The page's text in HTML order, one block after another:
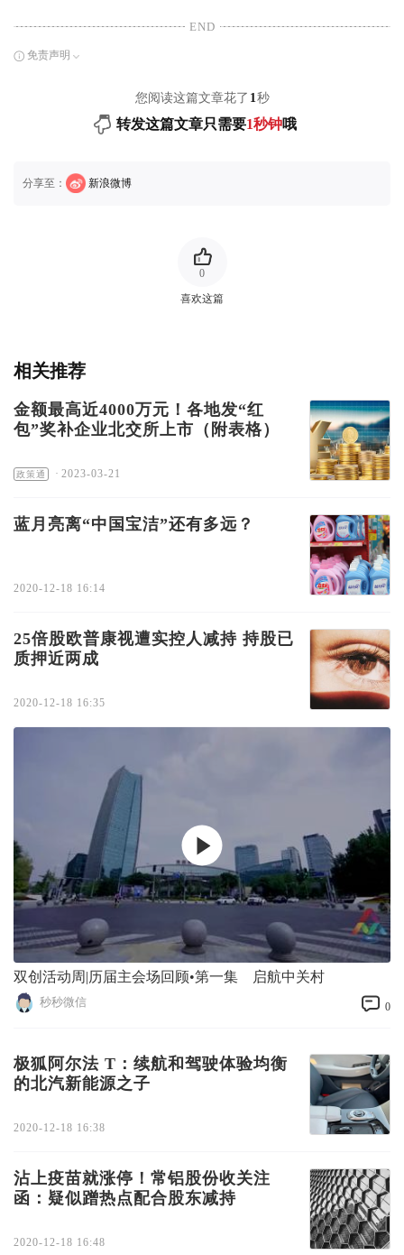
END
免责声明
您阅读这篇文章花了 1秒
转发这篇文章只需要1秒钟哦
分享至： 新浪微博
喜欢这篇
0
相关推荐
金额最高近4000万元！各地发“红
包”奖补企业北交所上市（附表格）
政策通 · 2023-03-21
蓝月亮离“中国宝洁”还有多远？
2020-12-18 16:14
25倍股欧普康视遭实控人减持 持股已
质押近两成
2020-12-18 16:35
双创活动周|历届主会场回顾•第一集 启航中关村
秒秒微信 0
极狐阿尔法 T：续航和驾驶体验均衡
的北汽新能源之子
2020-12-18 16:38
沾上疫苗就涨停！常铝股份收关注
函：疑似蹭热点配合股东减持
2020-12-18 16:48